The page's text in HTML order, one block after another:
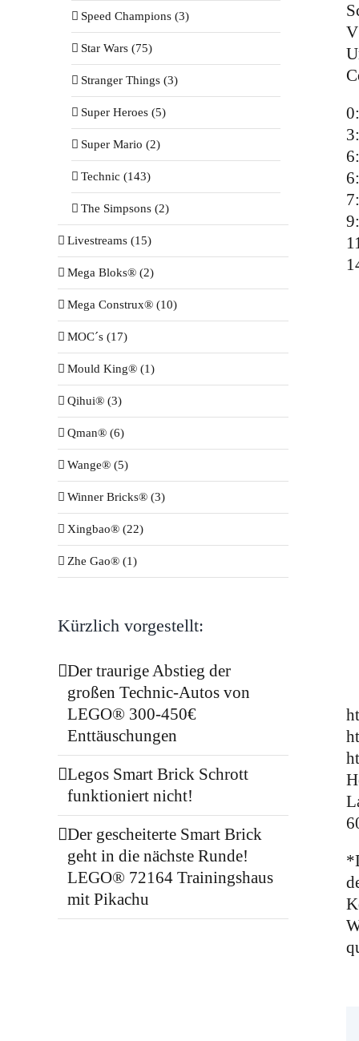
Speed Champions (3)
Star Wars (75)
Stranger Things (3)
Super Heroes (5)
Super Mario (2)
Technic (143)
The Simpsons (2)
Livestreams (15)
Mega Bloks® (2)
Mega Construx® (10)
MOC´s (17)
Mould King® (1)
Qihui® (3)
Qman® (6)
Wange® (5)
Winner Bricks® (3)
Xingbao® (22)
Zhe Gao® (1)
Kürzlich vorgestellt:
Der traurige Abstieg der
großen Technic-Autos von
LEGO® 300-450€
Enttäuschungen
Legos Smart Brick Schrott
funktioniert nicht!
Der gescheiterte Smart Brick
geht in die nächste Runde!
LEGO® 72164 Trainingshaus
mit Pikachu